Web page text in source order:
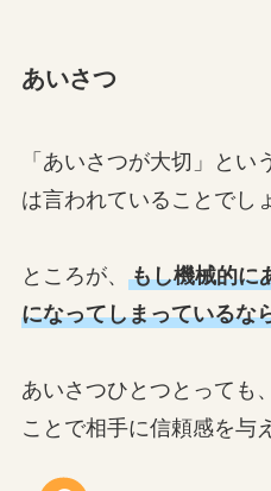
あいさつ
「あいさつが大切」と
は言われていることでし
ところが、 もし機械的に
になってしまっているな
あいさつひとつとっても
ことで相手に信頼感を与